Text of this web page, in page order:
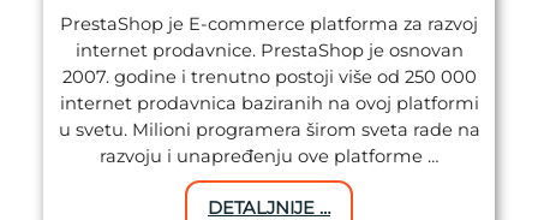
PrestaShop je E-commerce platforma za razvoj
internet prodavnice. PrestaShop je osnovan
2007. godine i trenutno postoji više od 250 000
internet prodavnica baziranih na ovoj platformi
u svetu. Milioni programera širom sveta rade na
razvoju i unapređenju ove platforme …
DETALJNIJE …